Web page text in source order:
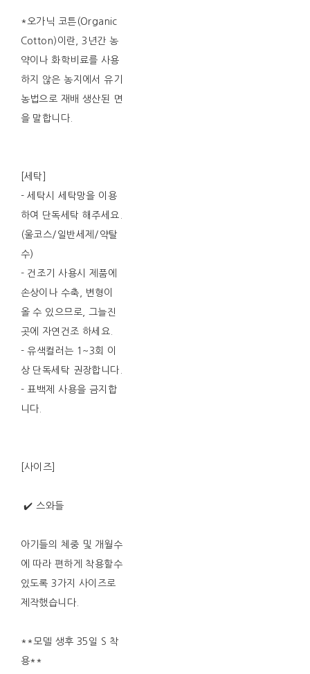
*오가닉 코튼(Organic
Cotton)이란, 3년간 농
약이나 화학비료를 사용
하지 않은 농지에서 유기
농법으로 재배 생산된 면
을 말합니다.
[세탁]
- 세탁시 세탁망을 이용
하여 단독세탁 해주세요.
(울코스/일반세제/약탈
수)
- 건조기 사용시 제품에
손상이나 수축, 변형이
올 수 있으므로, 그늘진
곳에 자연건조 하세요.
- 유색컬러는 1~3회 이
상 단독세탁 권장합니다.
- 표백제 사용을 금지합
니다.
[사이즈]
️ ✔️ 스와들
아기들의 체중 및 개월수
에 따라 편하게 착용할수
있도록 3가지 사이즈로
제작했습니다.
**모델 생후 35일 S 착
용**